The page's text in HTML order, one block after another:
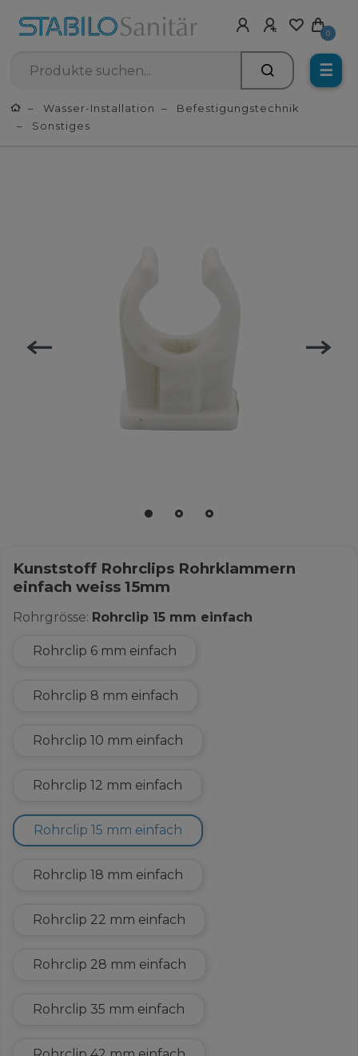
0
☰
Wasser-Installation
Befestigungstechnik
Sonstiges
Kunststoff Rohrclips Rohrklammern
einfach weiss 15mm
Rohrgrösse: Rohrclip 15 mm einfach
Rohrclip 6 mm einfach
Rohrclip 8 mm einfach
Rohrclip 10 mm einfach
Rohrclip 12 mm einfach
Rohrclip 15 mm einfach
Rohrclip 18 mm einfach
Rohrclip 22 mm einfach
Rohrclip 28 mm einfach
Rohrclip 35 mm einfach